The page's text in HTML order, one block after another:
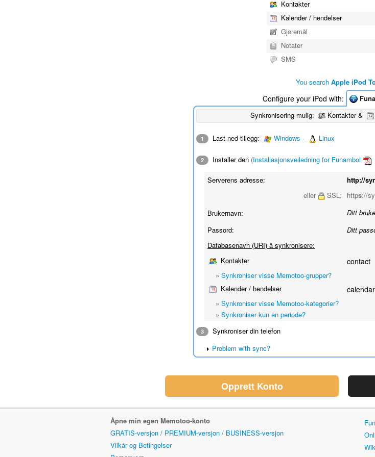
Kontakter
Kalender / hendelser
Gjøremål
Notater
SMS
You search Apple iPod
Configure your iPod with:
Synkronisering mulig: Kontakter &
1 Last ned tillegg: Windows - Linux
2 Installer den (Installasjonsveiledning for Funambol
Serverens adresse:
http://
eller
SSL: https://
Brukernavn:
Ditt
Passord:
Ditt
Databasenavn (URI) å synkronisere:
Kontakter
contact
» Synkroniser visse Memotoo-grupper?
Kalender / hendelser
calendar
» Synkroniser visse Memotoo-kategorier?
» Synkroniser kun en periode?
3
Synkroniser din telefon
Problem with sync?
Opprett Konto
Åpne min egen Memotoo-konto
GRATIS-versjon / PREMIUM-versjon / BUSINESS-versjon
Vilkår og Betingelser